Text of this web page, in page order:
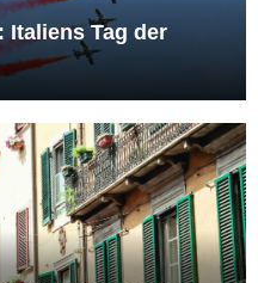
Italiens Tag der